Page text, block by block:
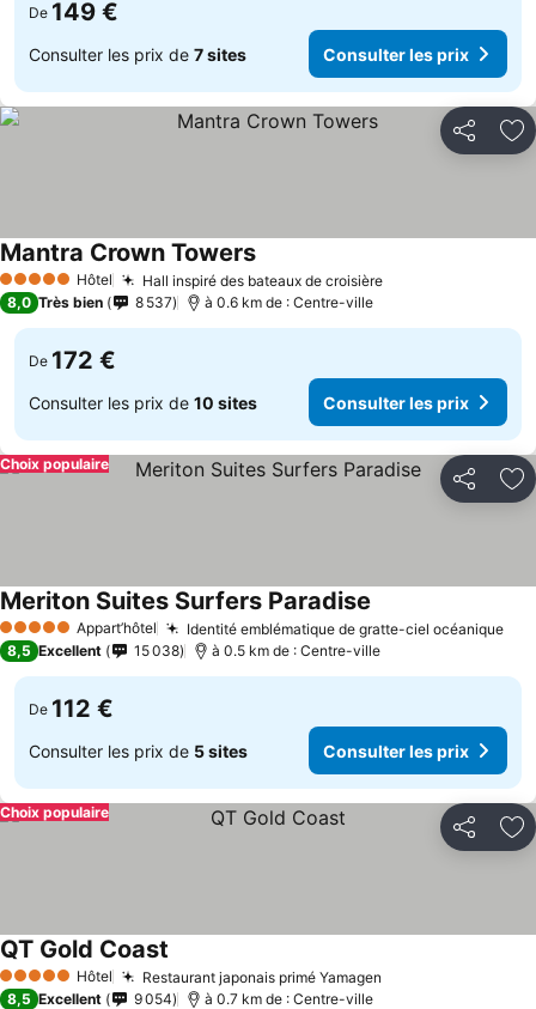
De 149 €
Consulter les prix de 7 sites Consulter les prix
Partager
5 Étoiles Hôtel Hall inspiré des bateaux de croisière
Mantra Crown Towers
8,0 Très bien 8 537 à 0.6 km de : Centre-ville
De 172 €
Consulter les prix de 10 sites Consulter les prix
Partager
Choix populaire
5 Étoiles Appart’hôtel Identité emblématique de gratte-ciel océanique
Meriton Suites Surfers Paradise
8,5 Excellent 15 038 à 0.5 km de : Centre-ville
De 112 €
Consulter les prix de 5 sites Consulter les prix
Partager
Choix populaire
5 Étoiles Hôtel Restaurant japonais primé Yamagen
QT Gold Coast
8,5 Excellent 9 054 à 0.7 km de : Centre-ville